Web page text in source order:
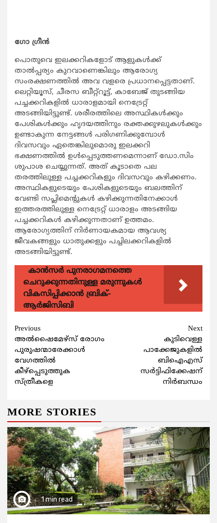
ഗോ ഗ്രീന്‍
പൊതുവെ ഇലക്കറികളോട് ആളുകള്‍ക്ക്
താല്‍പ്പര്യം കുറവാണെങ്കിലും ആരോഗ്യ
സംരക്ഷണത്തില്‍ അവ വളരെ പ്രധാനപ്പെട്ടതാണ്.
ലെറ്റിയൂസ്, ചീരസ ബീറ്റ്‌റൂട്ട്, കാബേജ് തുടങ്ങിയ
പച്ചക്കറികളില്‍ ധാരാളമായി നെട്രേറ്റ്
അടങ്ങിയിട്ടുണ്ട്. ശരീരത്തിലെ അസ്ഥികള്‍ക്കും
പേശികള്‍ക്കും ഹൃദയത്തിനും രക്തക്കുഴലുകള്‍ക്കും
ഉണ്ടാകുന്ന നേട്ടങ്ങള്‍ പരിഗണിക്കുമ്പോള്‍
ദിവസവും ഏതെങ്കിലുമൊരു ഇലക്കറി
ഭക്ഷണത്തില്‍ ഉള്‍പ്പെടുത്തണമെന്നാണ് ഡോ.സിം
ശുപാശ ചെയ്യുന്നത്. അത് കൂടാതെ പല
തരത്തിലുള്ള പച്ചക്കറികളും ദിവസവും കഴിക്കണം.
അസ്ഥികളുടെയും പേശികളുടെയും ബലത്തിന്
വേണ്ടി സപ്ലിമെന്റുകള്‍ കഴിക്കുന്നതിനേക്കാള്‍
ഇത്തരത്തിലുള്ള നെട്രേറ്റ് ധാരാളം അടങ്ങിയ
പച്ചക്കറികള്‍ കഴിക്കുന്നതാണ് ഉത്തമം.
ആരോഗ്യത്തിന് നിര്‍ണായകമായ ആവശ്യ
ജീവകങ്ങളും ധാതുക്കളും പച്ചിലക്കറികളില്‍
അടങ്ങിയിട്ടുണ്ട്.
കാന്‍സര്‍ പുനരാഗമനത്തെ
ചെറുക്കുന്നതിനുള്ള മരുന്നുകള്‍
വികസിപ്പിക്കാന്‍ ബ്രിക്-
ആര്‍ജിസിബി
Continue
Reading
Previous
അല്‍ഷൈമേഴ്‌സ് രോഗം
പുരുഷന്മാരേക്കാള്‍
വേഗത്തില്‍
കീഴ്‌പ്പെടുത്തുക
സ്ത്രീകളെ
Next
കുടിവെള്ള
പാക്കേജുകളില്‍
ബിഐഎസ്
സര്‍ട്ടിഫിക്കേഷന്
നിര്‍ബന്ധം
MORE STORIES
1 min read